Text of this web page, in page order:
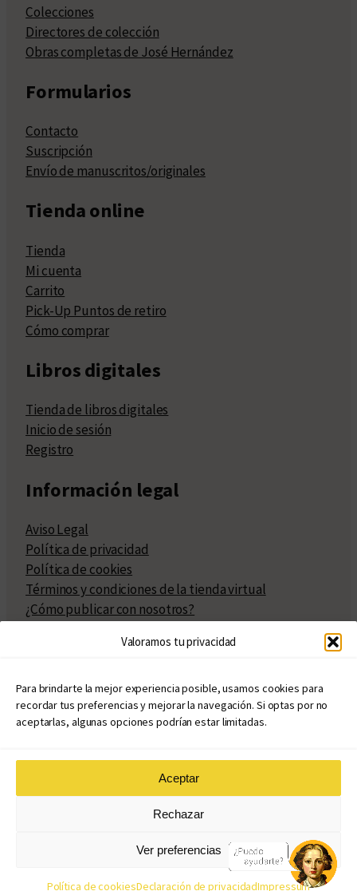
Valoramos tu privacidad
Para brindarte la mejor experiencia posible, usamos cookies para
recordar tus preferencias y mejorar la navegación. Si optas por no
aceptarlas, algunas opciones podrían estar limitadas.
Aceptar
Rechazar
Ver preferencias
Política de cookiesDeclaración de privacidadImpressum
Colecciones
Directores de colección
Obras completas de José Hernández
Formularios
Contacto
Suscripción
Envío de manuscritos/originales
Tienda online
Tienda
Mi cuenta
Carrito
Pick-Up Puntos de retiro
Cómo comprar
Libros digitales
Tienda de libros digitales
Inicio de sesión
Registro
Información legal
Aviso Legal
Política de privacidad
Política de cookies
Términos y condiciones de la tienda virtual
¿Cómo publicar con nosotros?
Políticas de publicación
Políticas de coedición
Atribuciones